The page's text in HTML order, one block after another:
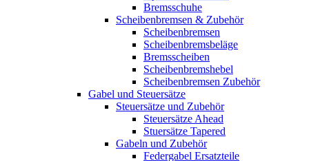
Bremsschuhe
Scheibenbremsen & Zubehör
Scheibenbremsen
Scheibenbremsbeläge
Bremsscheiben
Scheibenbremshebel
Scheibenbremsen Zubehör
Gabel und Steuersätze
Steuersätze und Zubehör
Steuersätze Ahead
Stuersätze Tapered
Gabeln und Zubehör
Federgabel Ersatzteile